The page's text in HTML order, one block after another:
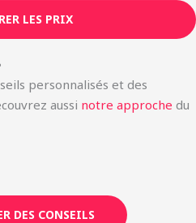
LES PRIX
personnalisés et des
aussi notre approche du
DES CONSEILS